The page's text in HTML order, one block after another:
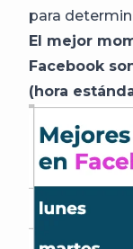
para
El mejor
Facebook
(hora